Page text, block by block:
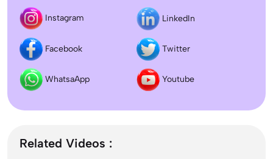
Difference between DNB and MD/MS? Which
degree is better?
Colleges & Admission
Instagram LinkedIn
Facebook Twitter
WhatsaApp Youtube
Related Videos :